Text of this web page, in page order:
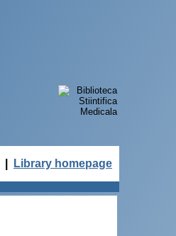
Library homepage